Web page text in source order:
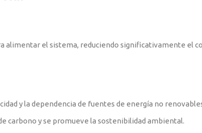
el sistema, reduciendo significativamente el
y la dependencia de fuentes de energía no
carbono y se promueve la sostenibilidad ambiental.